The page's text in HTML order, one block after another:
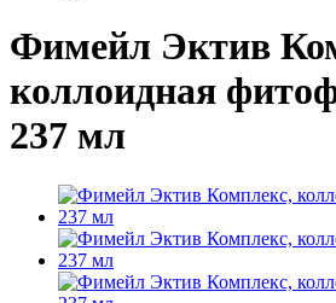
Фимейл Эктив
коллоидная
237 мл